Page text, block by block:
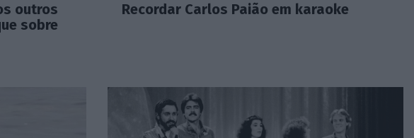
outros
sobre
Recordar Carlos Paião em karaoke